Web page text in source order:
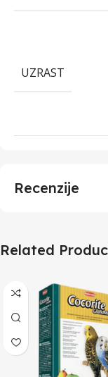
UZRAST
Recenzije
Related